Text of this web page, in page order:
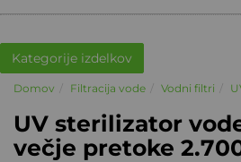
Kategorije izdelkov
Domov Filtracija vode Vodni filtri
UV sterilizator
večje pretoke